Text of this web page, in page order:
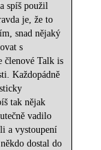
spíš použil
je, že to
snad nějaký
s
členové Talk is
Každopádně
tak nějak
vadilo
a vystoupení
dostal do